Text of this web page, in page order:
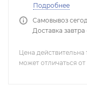
Подробнее
Самовывоз
Доставка завтра
Цена действительна
может отличаться